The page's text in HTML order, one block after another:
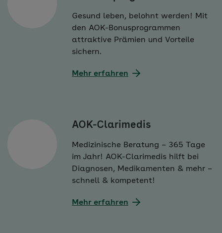
Gesund leben, belohnt werden! Mit
den AOK-Bonusprogrammen
attraktive Prämien und Vorteile
sichern.
Mehr erfahren
AOK-Clarimedis
Medizinische Beratung – 365 Tage
im Jahr! AOK-Clarimedis hilft bei
Diagnosen, Medikamenten & mehr –
schnell & kompetent!
Mehr erfahren